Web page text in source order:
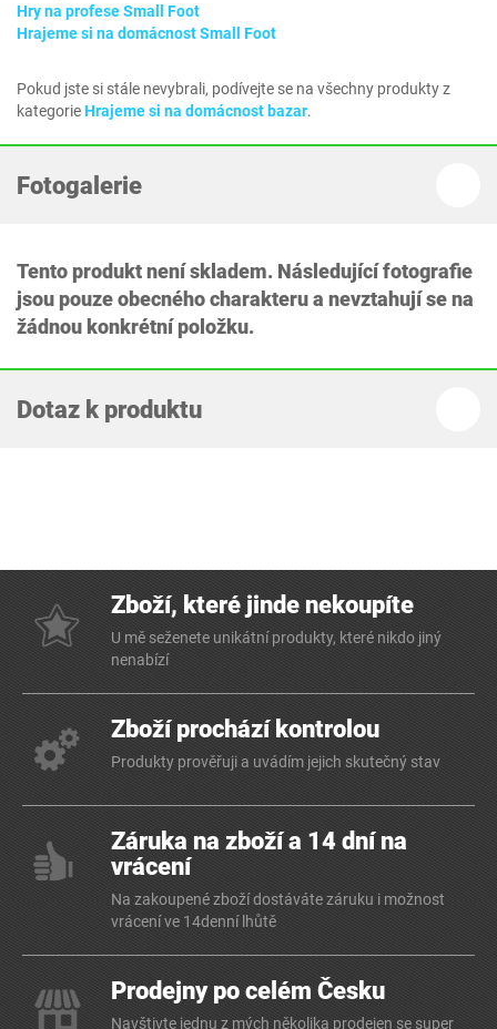
Hry na profese Small Foot
Hrajeme si na domácnost Small Foot
Pokud jste si stále nevybrali, podívejte se na všechny produkty z
kategorieHrajeme si na domácnost bazar.
Fotogalerie
Tento produkt není skladem. Následující fotografie
jsou pouze obecného charakteru a nevztahují se na
žádnou konkrétní položku.
Dotaz k produktu
Zboží, které jinde nekoupíte
U mě seženete unikátní produkty, které nikdo jiný
nenabízí
Zboží prochází kontrolou
Produkty prověřuji a uvádím jejich skutečný stav
Záruka na zboží a 14 dní na
vrácení
Na zakoupené zboží dostáváte záruku i možnost
vrácení ve 14denní lhůtě
Prodejny po celém Česku
Navštivte jednu z mých několika prodejen se super